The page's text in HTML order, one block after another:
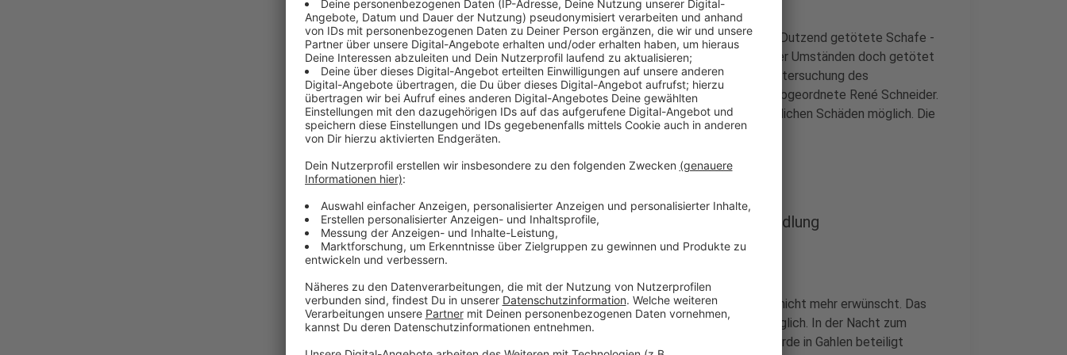
In einem Monat gab es im Wolfsgebiet Schermbeck mehr als ein Dutzend getötete Schafe -
darum soll jetzt geklärt werden, ob die dort heimische Wölfin unter Umständen doch getötet
werden kann. Umweltministerin Heinen-Esser hat eine schnelle Untersuchung des
Landesumweltamts zugesagt. Das berichtet der SPD-Landtagsabgeordnete René Schneider.
Er erinnert: Ein Abschuss des Wolfs sei nur bei ernsten wirtschaftlichen Schäden möglich. Die
SPD hat eine aktuelle Viertelstunde zu dem Thema beantragt.
Anzeige
Schermbecks Bürgermeister fordert schnelle Umsiedlung
Anzeige
Auch laut Schermbecks Bürgermeister Rexforth ist Wölfin Gloria nicht mehr erwünscht. Das
Tier reisse zuviele andere Tiere, ein Zusammenleben sei nicht möglich. In der Nacht zum
ersten September soll die Wölfin an dem Ausbruch einer Rinderherde in Gahlen beteiligt